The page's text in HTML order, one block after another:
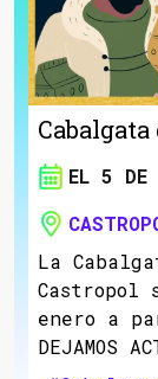
Cabalgata
EL 5 DE
La
Castropol
enero a
DEJAMOS